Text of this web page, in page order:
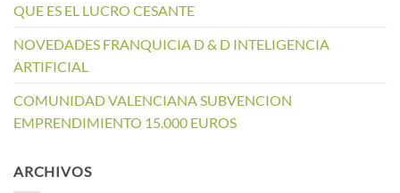
QUE ES EL LUCRO CESANTE
NOVEDADES FRANQUICIA D & D INTELIGENCIA
ARTIFICIAL
COMUNIDAD VALENCIANA SUBVENCION
EMPRENDIMIENTO 15.000 EUROS
ARCHIVOS